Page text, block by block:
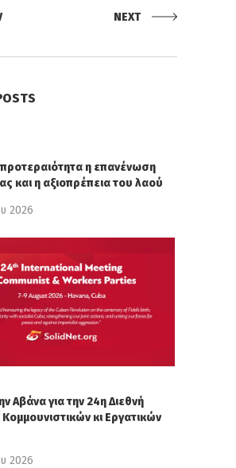
NEXT
προτεραιότητα η επανένωση
και η αξιοπρέπεια του λαού
2026
Αβάνα για την 24η Διεθνή
κι Εργατικών
2026